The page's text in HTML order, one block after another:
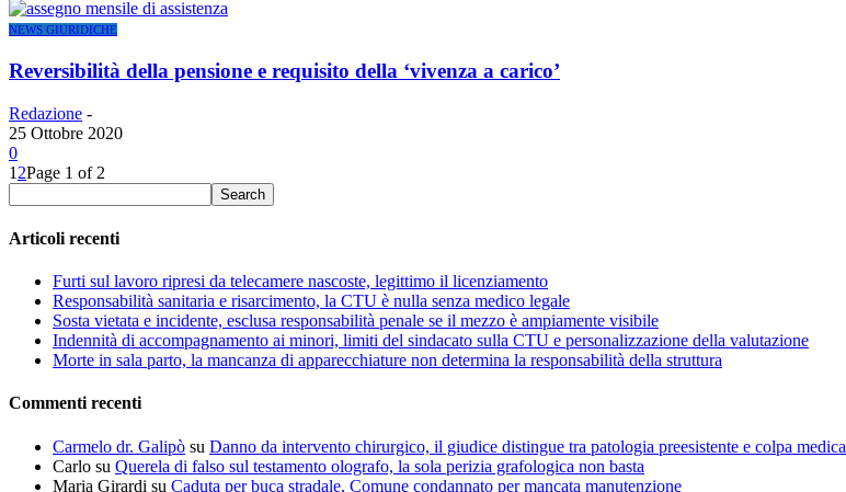
NEWS GIURIDICHE
Reversibilità della pensione e requisito della ‘vivenza a carico’
Redazione -
25 Ottobre 2020
0
1 2Page 1 of 2
Articoli recenti
Furti sul lavoro ripresi da telecamere nascoste, legittimo il licenziamento
Responsabilità sanitaria e risarcimento, la CTU è nulla senza medico legale
Sosta vietata e incidente, esclusa responsabilità penale se il mezzo è ampiamente visibile
Indennità di accompagnamento ai minori, limiti del sindacato sulla CTU e personalizzazione della valutazione
Morte in sala parto, la mancanza di apparecchiature non determina la responsabilità della struttura
Commenti recenti
Carmelo dr. Galipò su Danno da intervento chirurgico, il giudice distingue tra patologia preesistente e colpa medica
Carlo su Querela di falso sul testamento olografo, la sola perizia grafologica non basta
Maria Girardi su Caduta per buca stradale, Comune condannato per mancata manutenzione